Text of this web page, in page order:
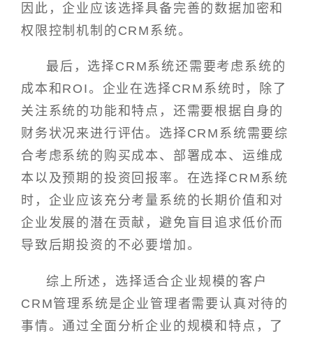
因此，企业应该选择具备完善的数据加密和
权限控制机制的CRM系统。
最后，选择CRM系统还需要考虑系统的
成本和ROI。企业在选择CRM系统时，除了
关注系统的功能和特点，还需要根据自身的
财务状况来进行评估。选择CRM系统需要综
合考虑系统的购买成本、部署成本、运维成
本以及预期的投资回报率。在选择CRM系统
时，企业应该充分考量系统的长期价值和对
企业发展的潜在贡献，避免盲目追求低价而
导致后期投资的不必要增加。
综上所述，选择适合企业规模的客户
CRM管理系统是企业管理者需要认真对待的
事情。通过全面分析企业的规模和特点，了